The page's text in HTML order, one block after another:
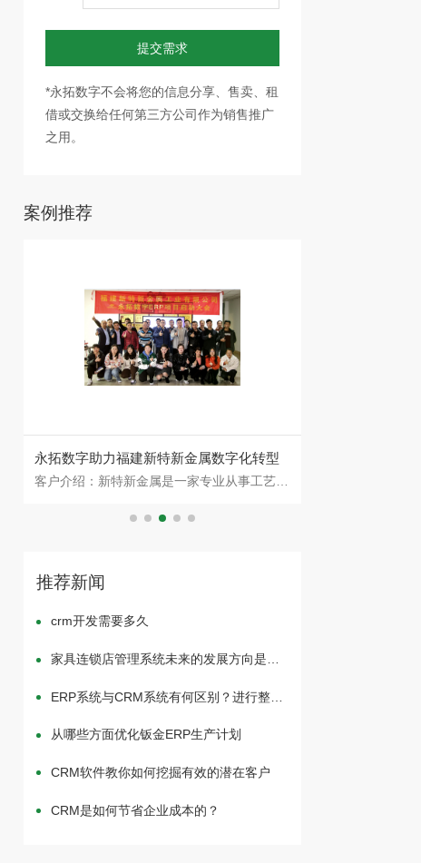
提交需求
*永拓数字不会将您的信息分享、售卖、租
借或交换给任何第三方公司作为销售推广
之用。
案例推荐
永拓数字助力福建新特新金属数字化转型
客户介绍：新特新金属是一家专业从事工艺品
项专利技术。此次新特新金属上线永拓五金
推荐新闻
crm开发需要多久
家具连锁店管理系统未来的发展方向是什
ERP系统与CRM系统有何区别？进行整合
从哪些方面优化钣金ERP生产计划
CRM软件教你如何挖掘有效的潜在客户
CRM是如何节省企业成本的？